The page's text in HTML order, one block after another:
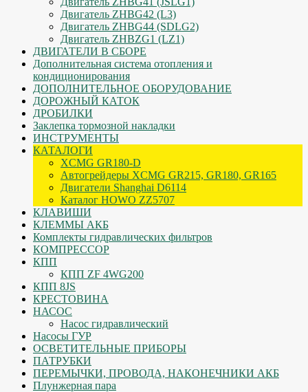
Двигатель ZHBG42 (L3)
Двигатель ZHBG44 (SDLG2)
Двигатель ZHBZG1 (LZ1)
ДВИГАТЕЛИ В СБОРЕ
Дополнительная система отопления и
кондиционирования
ДОПОЛНИТЕЛЬНОЕ ОБОРУДОВАНИЕ
ДОРОЖНЫЙ КАТОК
ДРОБИЛКИ
Заклепка тормозной накладки
ИНСТРУМЕНТЫ
КАТАЛОГИ
XCMG GR180-D
Автогрейдеры XCMG GR215, GR180, GR165
Двигатели Shanghai D6114
Каталог HOWO ZZ5707
КЛАВИШИ
КЛЕММЫ АКБ
Комплекты гидравлических фильтров
КОМПРЕССОР
КПП
КПП ZF 4WG200
КПП 8JS
КРЕСТОВИНА
НАСОС
Насос гидравлический
Насосы ГУР
ОСВЕТИТЕЛЬНЫЕ ПРИБОРЫ
ПАТРУБКИ
ПЕРЕМЫЧКИ, ПРОВОДА, НАКОНЕЧНИКИ АКБ
Плунжерная пара